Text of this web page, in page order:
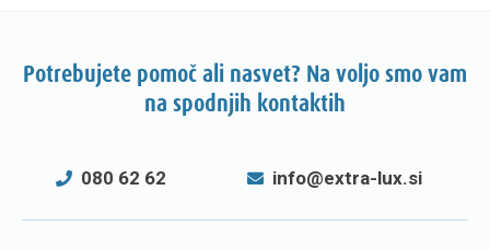
Potrebujete pomoč ali nasvet? Na voljo smo vam
na spodnjih kontaktih
080 62 62 info@extra-lux.si